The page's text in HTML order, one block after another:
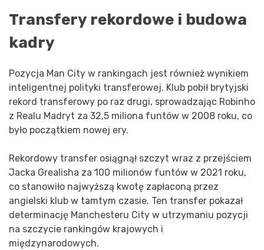
Transfery rekordowe i budowa
kadry
Pozycja Man City w rankingach jest również wynikiem
inteligentnej polityki transferowej. Klub pobił brytyjski
rekord transferowy po raz drugi, sprowadzając Robinho
z Realu Madryt za 32,5 miliona funtów w 2008 roku, co
było początkiem nowej ery.
Rekordowy transfer osiągnął szczyt wraz z przejściem
Jacka Grealisha za 100 milionów funtów w 2021 roku,
co stanowiło najwyższą kwotę zapłaconą przez
angielski klub w tamtym czasie. Ten transfer pokazał
determinację Manchesteru City w utrzymaniu pozycji
na szczycie rankingów krajowych i
międzynarodowych.